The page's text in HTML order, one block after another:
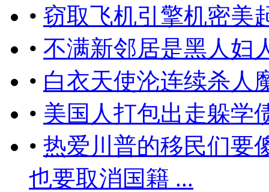
• 窃取飞机引擎机密美
• 不满新邻居是黑人妇
• 白衣天使沦连续杀人
• 美国人打包出走躲学
• 热爱川普的移民们要
也要取消国籍 ...